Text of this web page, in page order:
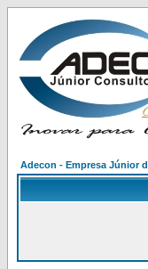
Adecon - Empresa Júnior